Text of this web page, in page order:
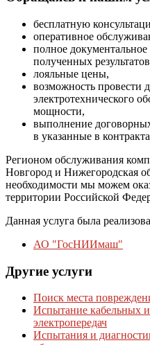
бесплатную
оперативное
полное
полученных
лояльные цены,
возможность провести
электротехнического
мощности,
выполнение
в указанные в
Регионом обслуживания
Новгород и Нижегородская
необходимости мы можем
территории Российской
Данная услуга была
АО "ГосНИИмаш"
Другие услуги
Поиск места
Испытание кабельных
электропередач
Испытания и